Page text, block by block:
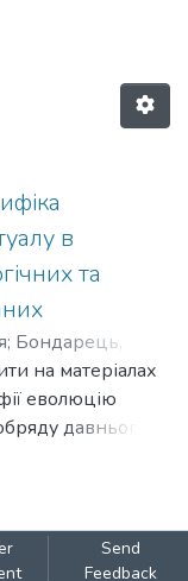
в
та
; Бондарець,
на матеріалах
еволюцію
давнього
до раннього
Send
Feedback